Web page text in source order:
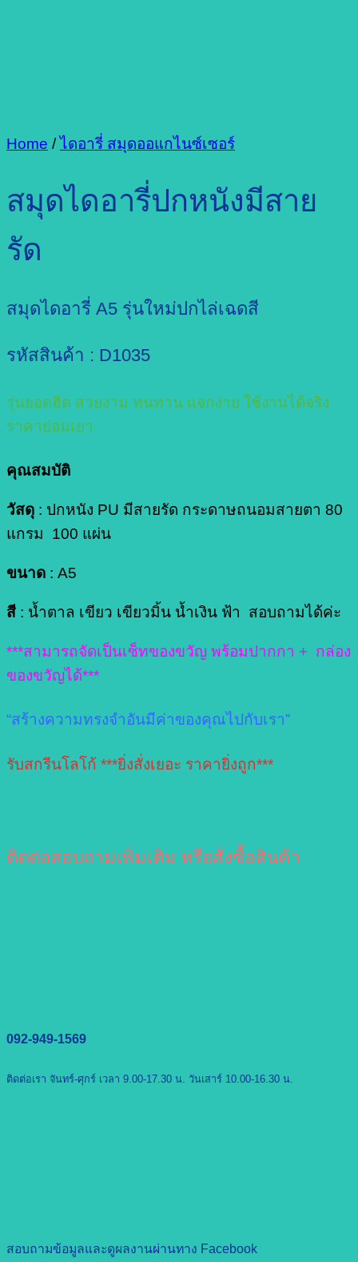
Home / ไดอารี่ สมุดออแกไนซ์เซอร์
สมุดไดอารี่ปกหนังมีสาย
รัด
สมุดไดอารี่ A5 รุ่นใหม่ปกไล่เฉดสี
รหัสสินค้า : D1035
รุ่นยอดฮิต สวยงาม ทนทาน แจกง่าย ใช้งานได้จริง
ราคาย่อมเยา
คุณสมบัติ
วัสดุ : ปกหนัง PU มีสายรัด กระดาษถนอมสายตา 80
แกรม 100 แผ่น
ขนาด : A5
สี : น้ำตาล เขียว เขียวมิ้น น้ำเงิน ฟ้า สอบถามได้ค่ะ
***สามารถจัดเป็นเซ็ทของขวัญ พร้อมปากกา + กล่อง
ของขวัญได้***
“สร้างความทรงจำอันมีค่าของคุณไปกับเรา”
รับสกรีนโลโก้ ***ยิ่งสั่งเยอะ ราคายิ่งถูก***
ติดต่อสอบถามเพิ่มเติม หรือสั่งซื้อสินค้า
092-949-1569
ติดต่อเรา จันทร์-ศุกร์ เวลา 9.00-17.30 น. วันเสาร์ 10.00-16.30 น.
สอบถามข้อมูลและดูผลงานผ่านทาง Facebook